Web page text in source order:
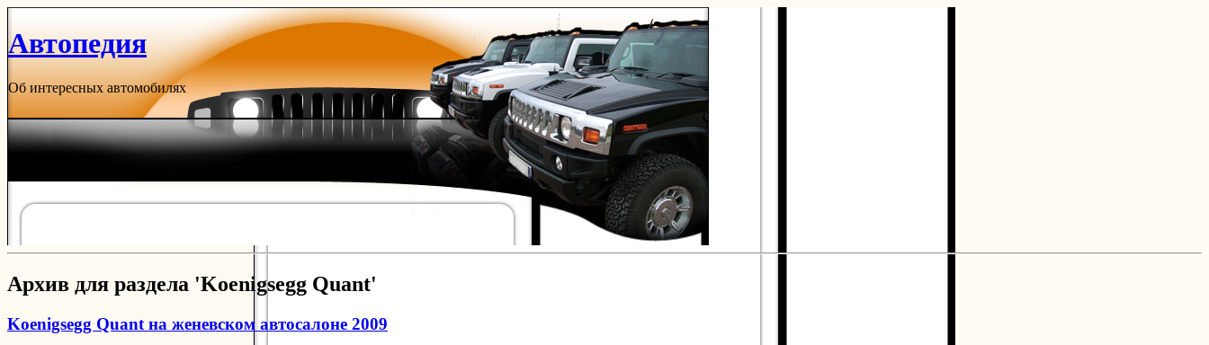
Автопедия
Об интересных автомобилях
Архив для раздела 'Koenigsegg Quant'
Koenigsegg Quant на женевском автосалоне 2009